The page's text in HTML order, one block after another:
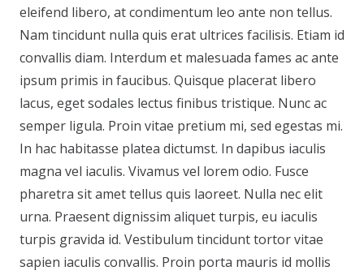
eleifend libero, at condimentum leo ante non tellus.
Nam tincidunt nulla quis erat ultrices facilisis. Etiam id
convallis diam. Interdum et malesuada fames ac ante
ipsum primis in faucibus. Quisque placerat libero
lacus, eget sodales lectus finibus tristique. Nunc ac
semper ligula. Proin vitae pretium mi, sed egestas mi.
In hac habitasse platea dictumst. In dapibus iaculis
magna vel iaculis. Vivamus vel lorem odio. Fusce
pharetra sit amet tellus quis laoreet. Nulla nec elit
urna. Praesent dignissim aliquet turpis, eu iaculis
turpis gravida id. Vestibulum tincidunt tortor vitae
sapien iaculis convallis. Proin porta mauris id mollis